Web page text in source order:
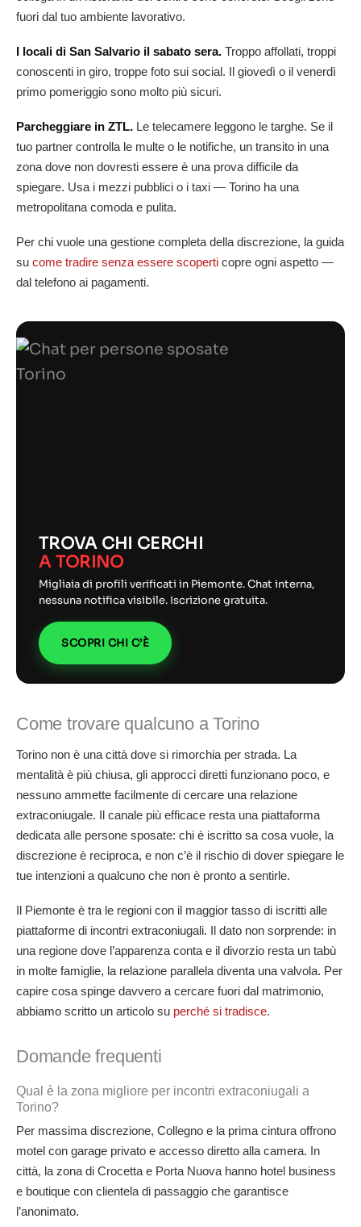
fuori dal tuo ambiente lavorativo.
I locali di San Salvario il sabato sera. Troppo affollati, troppi
conoscenti in giro, troppe foto sui social. Il giovedì o il venerdì
primo pomeriggio sono molto più sicuri.
Parcheggiare in ZTL. Le telecamere leggono le targhe. Se il
tuo partner controlla le multe o le notifiche, un transito in una
zona dove non dovresti essere è una prova difficile da
spiegare. Usa i mezzi pubblici o i taxi — Torino ha una
metropolitana comoda e pulita.
Per chi vuole una gestione completa della discrezione, la guida
su come tradire senza essere scoperti copre ogni aspetto —
dal telefono ai pagamenti.
TROVA CHI CERCHI
A TORINO
Migliaia di profili verificati in Piemonte. Chat interna,
nessuna notifica visibile. Iscrizione gratuita.
SCOPRI CHI C’È
Come trovare qualcuno a Torino
Torino non è una città dove si rimorchia per strada. La
mentalità è più chiusa, gli approcci diretti funzionano poco, e
nessuno ammette facilmente di cercare una relazione
extraconiugale. Il canale più efficace resta una piattaforma
dedicata alle persone sposate: chi è iscritto sa cosa vuole, la
discrezione è reciproca, e non c’è il rischio di dover spiegare le
tue intenzioni a qualcuno che non è pronto a sentirle.
Il Piemonte è tra le regioni con il maggior tasso di iscritti alle
piattaforme di incontri extraconiugali. Il dato non sorprende: in
una regione dove l’apparenza conta e il divorzio resta un tabù
in molte famiglie, la relazione parallela diventa una valvola. Per
capire cosa spinge davvero a cercare fuori dal matrimonio,
abbiamo scritto un articolo su perché si tradisce.
Domande frequenti
Qual è la zona migliore per incontri extraconiugali a
Torino?
Per massima discrezione, Collegno e la prima cintura offrono
motel con garage privato e accesso diretto alla camera. In
città, la zona di Crocetta e Porta Nuova hanno hotel business
e boutique con clientela di passaggio che garantisce
l’anonimato.